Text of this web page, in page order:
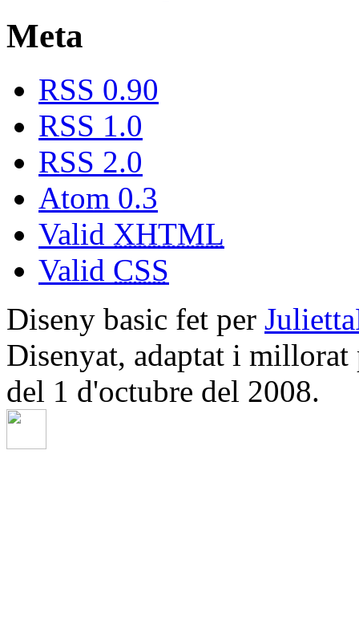
Meta
RSS 0.90
RSS 1.0
RSS 2.0
Atom 0.3
Valid XHTML
Valid CSS
Diseny basic fet per
Disenyat, adaptat i
del 1 d'octubre del 2008.